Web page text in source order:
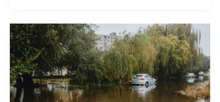
CTE
DB-
SI
y
Sistemas
en
España